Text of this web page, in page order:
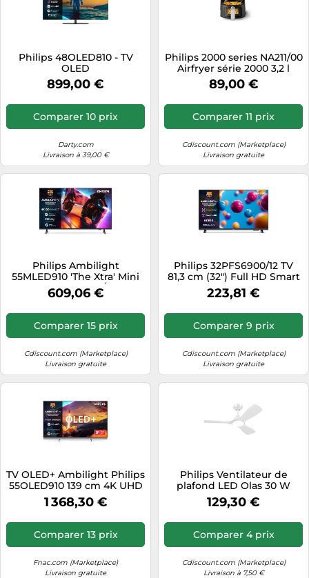
Philips 48OLED810 - TV
OLED
899,00 €
Comparer 10 prix
Darty.com
Livraison à 39,00 €
Philips 2000 series NA211/00
Airfryer série 2000 3,2 l
(argent)
89,00 €
Comparer 11 prix
Cdiscount.com (Marketplace)
Livraison gratuite
Philips Ambilight
55MLED910 'The Xtra' Mini
LED 4K Smart TV - Écran 55
Pouces avec P5 Perfect
Titan OS, Dolby Vision et
Son Dolby Atmos
609,06 €
Comparer 15 prix
Cdiscount.com (Marketplace)
Livraison gratuite
Philips 32PFS6900/12 TV
81,3 cm (32") Full HD Smart
TV Wifi Noir
223,81 €
Comparer 9 prix
Cdiscount.com (Marketplace)
Livraison gratuite
TV OLED+ Ambilight Philips
55OLED910 139 cm 4K UHD
2025 Gris métal
1 368,30 €
Comparer 13 prix
Fnac.com (Marketplace)
Livraison gratuite
Philips Ventilateur de
plafond LED Olas 30 W
Ø1070 x H310 mm blanc
avec télécommande,
129,30 €
Comparer 4 prix
Cdiscount.com (Marketplace)
Livraison à 7,50 €